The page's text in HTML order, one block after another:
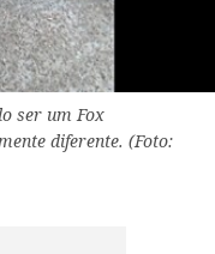
ser um Fox
diferente. (Foto: